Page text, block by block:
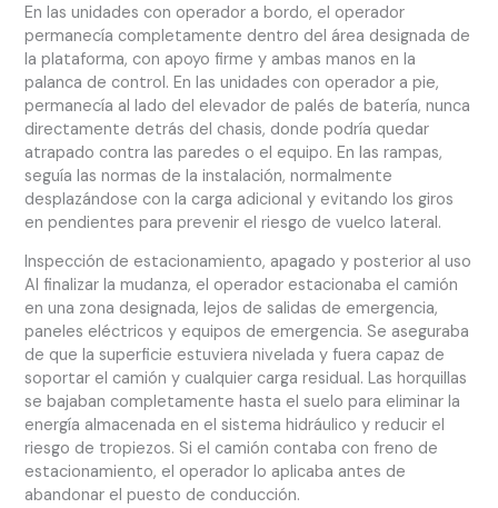
En las unidades con operador a bordo, el operador
permanecía completamente dentro del área designada de
la plataforma, con apoyo firme y ambas manos en la
palanca de control. En las unidades con operador a pie,
permanecía al lado del elevador de palés de batería, nunca
directamente detrás del chasis, donde podría quedar
atrapado contra las paredes o el equipo. En las rampas,
seguía las normas de la instalación, normalmente
desplazándose con la carga adicional y evitando los giros
en pendientes para prevenir el riesgo de vuelco lateral.
Inspección de estacionamiento, apagado y posterior al uso
Al finalizar la mudanza, el operador estacionaba el camión
en una zona designada, lejos de salidas de emergencia,
paneles eléctricos y equipos de emergencia. Se aseguraba
de que la superficie estuviera nivelada y fuera capaz de
soportar el camión y cualquier carga residual. Las horquillas
se bajaban completamente hasta el suelo para eliminar la
energía almacenada en el sistema hidráulico y reducir el
riesgo de tropiezos. Si el camión contaba con freno de
estacionamiento, el operador lo aplicaba antes de
abandonar el puesto de conducción.